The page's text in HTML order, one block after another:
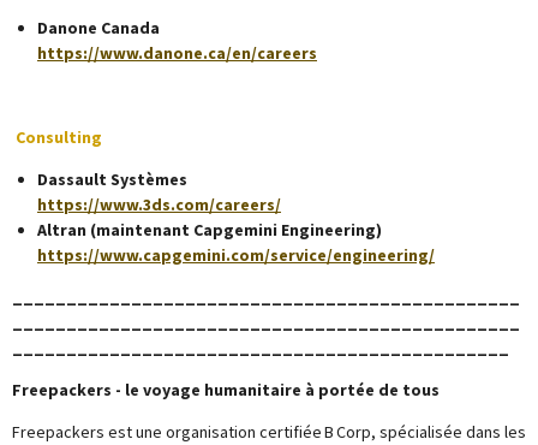
Danone Canada
https://www.danone.ca/en/careers
Consulting
Dassault Systèmes
https://www.3ds.com/careers/
Altran (maintenant Capgemini Engineering)
https://www.capgemini.com/service/engineering/
Freepackers - le voyage humanitaire à portée de tous
Freepackers est une organisation certifiée B Corp, spécialisée dans les